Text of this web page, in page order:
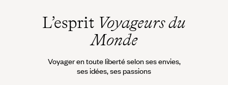
L’esprit Voyageurs du
Monde
Voyager en toute liberté selon ses envies,
ses idées, ses passions